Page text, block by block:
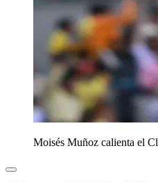
Moisés Muñoz calienta el